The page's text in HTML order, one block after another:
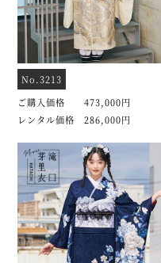
No.3213
ご購入価格 473,000円
レンタル価格 286,000円